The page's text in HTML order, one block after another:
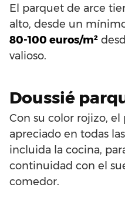
El parquet de arce
alto, desde un
80-100 euros/m²
valioso.
Doussié
Con su color rojizo,
apreciado en todas
incluida la cocina,
continuidad con el
comedor.